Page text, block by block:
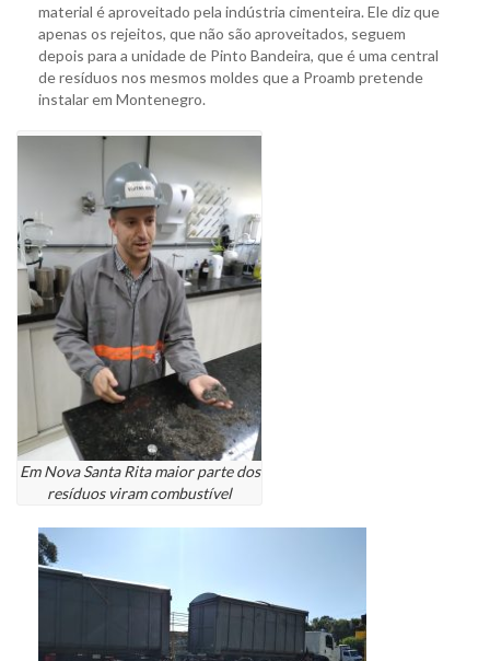
material é aproveitado pela indústria cimenteira. Ele diz que
apenas os rejeitos, que não são aproveitados, seguem
depois para a unidade de Pinto Bandeira, que é uma central
de resíduos nos mesmos moldes que a Proamb pretende
instalar em Montenegro.
Em Nova Santa Rita maior parte dos
resíduos viram combustível